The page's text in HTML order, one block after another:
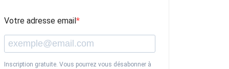
Votre adresse email
Inscription gratuite. Vous pourrez vous désabonner à